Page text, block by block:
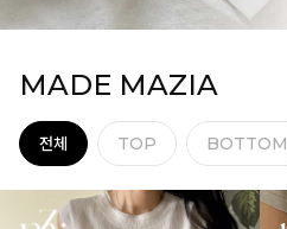
MADE MAZIA
전체 TOP BOTTOM